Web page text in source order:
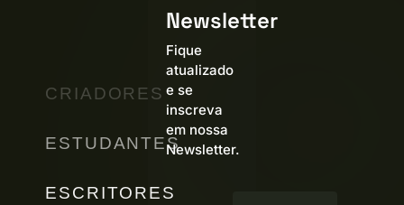
CRIADORES
ESTUDANTES
ESCRITORES
Newsletter
Fique
atualizado
e se
inscreva
em nossa
Newsletter.